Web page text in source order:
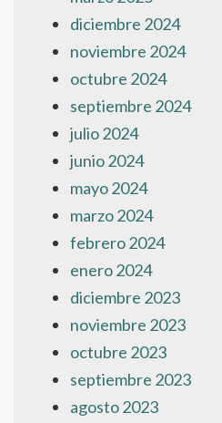
diciembre 2024
noviembre 2024
octubre 2024
septiembre 2024
julio 2024
junio 2024
mayo 2024
marzo 2024
febrero 2024
enero 2024
diciembre 2023
noviembre 2023
octubre 2023
septiembre 2023
agosto 2023